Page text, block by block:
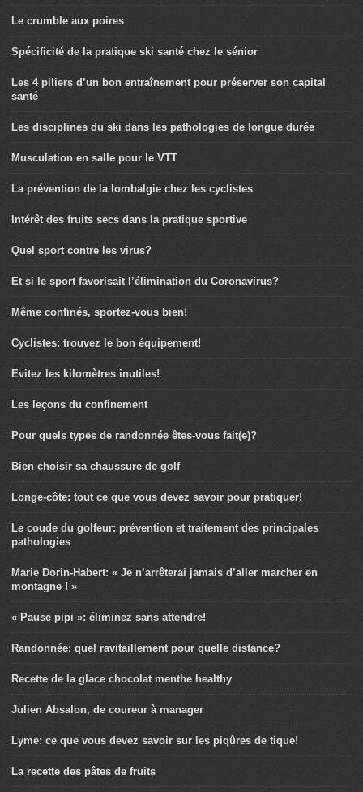
Le crumble aux poires
Spécificité de la pratique ski santé chez le sénior
Les 4 piliers d’un bon entraînement pour préserver son capital
santé
Les disciplines du ski dans les pathologies de longue durée
Musculation en salle pour le VTT
La prévention de la lombalgie chez les cyclistes
Intérêt des fruits secs dans la pratique sportive
Quel sport contre les virus?
Et si le sport favorisait l’élimination du Coronavirus?
Même confinés, sportez-vous bien!
Cyclistes: trouvez le bon équipement!
Evitez les kilomètres inutiles!
Les leçons du confinement
Pour quels types de randonnée êtes-vous fait(e)?
Bien choisir sa chaussure de golf
Longe-côte: tout ce que vous devez savoir pour pratiquer!
Le coude du golfeur: prévention et traitement des principales
pathologies
Marie Dorin-Habert: « Je n’arrêterai jamais d’aller marcher en
montagne ! »
« Pause pipi »: éliminez sans attendre!
Randonnée: quel ravitaillement pour quelle distance?
Recette de la glace chocolat menthe healthy
Julien Absalon, de coureur à manager
Lyme: ce que vous devez savoir sur les piqûres de tique!
La recette des pâtes de fruits